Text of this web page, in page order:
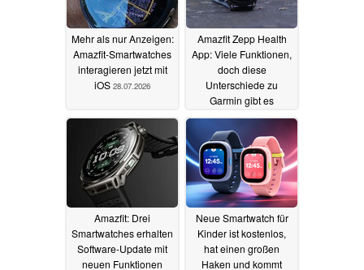
Mehr als nur Anzeigen:
Amazfit-Smartwatches
interagieren jetzt mit
iOS 28.07.2026
Amazfit Zepp Health
App: Viele Funktionen,
doch diese
Unterschiede zu
Garmin gibt es
26.07.2026
Amazfit: Drei
Smartwatches erhalten
Software-Update mit
neuen Funktionen
Neue Smartwatch für
Kinder ist kostenlos,
hat einen großen
Haken und kommt